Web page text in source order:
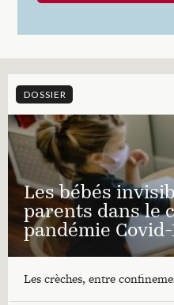
DOSSIER
Les bébés
parents dans le
pandémie Covid-
Les crèches, entre